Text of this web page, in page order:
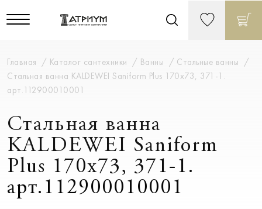
Главная Каталог сантехники Ванны
Стальные ванны
Стальная ванна KALDEWEI Saniform Plus 170x73, 371-1.
арт.112900010001
Стальная ванна
KALDEWEI Saniform
Plus 170x73, 371-1.
арт.112900010001